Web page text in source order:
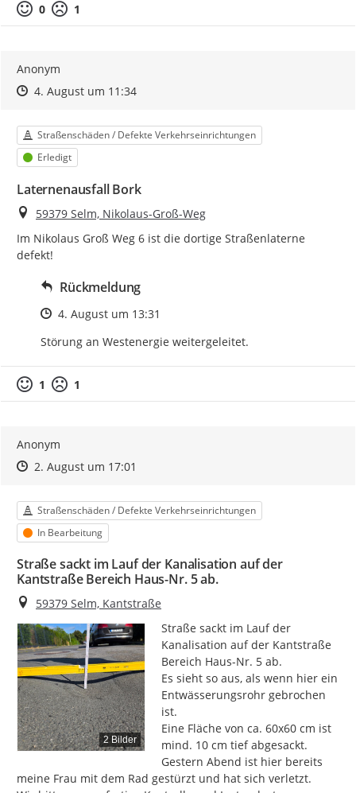
0 1
Anonym
Zeitpunkt des Erstellens
Zeitpunkt des Erstellens
4. August um 11:34Zur Äußerung
Kategorie
Straßenschäden / Defekte Verkehrseinrichtungen
Status
Erledigt
Laternenausfall Bork
Ort
59379 Selm, Nikolaus-Groß-Weg
Im Nikolaus Groß Weg 6 ist die dortige Straßenlaterne
defekt!
Rückmeldung
Zeitpunkt des Erstellens
4. August um 13:31
Störung an Westenergie weitergeleitet.
1 1
Anonym
Zeitpunkt des Erstellens
Zeitpunkt des Erstellens
2. August um 17:01
Kategorie
Straßenschäden / Defekte Verkehrseinrichtungen
Status
In Bearbeitung
Straße sackt im Lauf der Kanalisation auf der
Kantstraße Bereich Haus-Nr. 5 ab.
Ort
59379 Selm, Kantstraße
2 Bilder
Straße sackt im Lauf der
Kanalisation auf der Kantstraße
Bereich Haus-Nr. 5 ab.
Es sieht so aus, als wenn hier ein
Entwässerungsrohr gebrochen
ist.
Eine Fläche von ca. 60x60 cm ist
mind. 10 cm tief abgesackt.
Gestern Abend ist hier bereits
meine Frau mit dem Rad gestürzt und hat sich verletzt.